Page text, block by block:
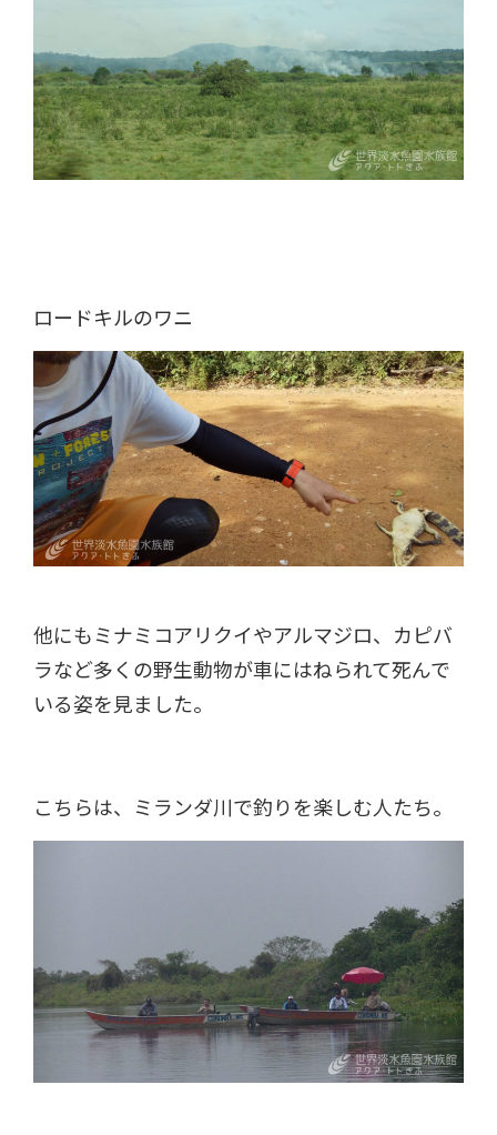
ロードキルのワニ
他にもミナミコアリクイやアルマジロ、カピバ
ラなど多くの野生動物が車にはねられて死んで
いる姿を見ました。
こちらは、ミランダ川で釣りを楽しむ人たち。